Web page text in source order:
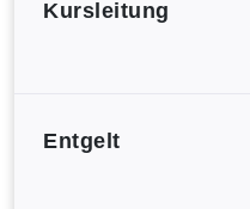
Kursleitung
Entgelt